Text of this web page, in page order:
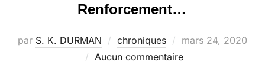
Renforcement…
par S. K. DURMAN chroniques
Publié
le
mars 24, 2020
Aucun commentaire